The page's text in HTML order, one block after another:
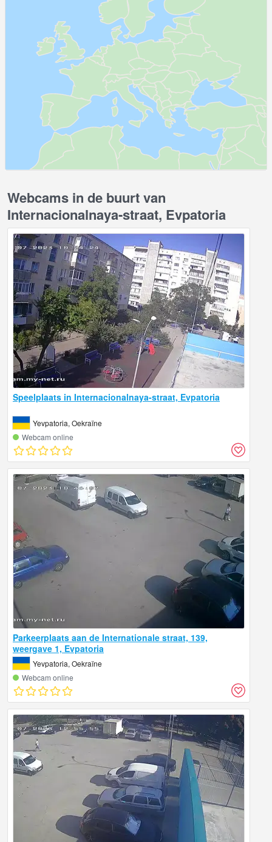
Webcams in de buurt van
Internacionalnaya-straat, Evpatoria
Speelplaats in Internacionalnaya-straat, Evpatoria
Yevpatoria, Oekraïne
Webcam online
Parkeerplaats aan de Internationale straat, 139,
weergave 1, Evpatoria
Yevpatoria, Oekraïne
Webcam online